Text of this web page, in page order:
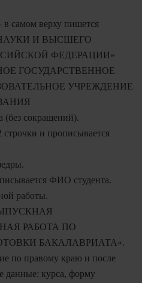
самом верху пишется
И ВЫСШЕГО
ФЕДЕРАЦИИ»
ГОСУДАРСТВЕННОЕ
УЧРЕЖДЕНИЕ
(без сокращений).
строчки и прописывается
ФИО студента.
работы.
РАБОТА ПО
БАКАЛАВРИАТА».
по правому краю и после
данные: курса, форму